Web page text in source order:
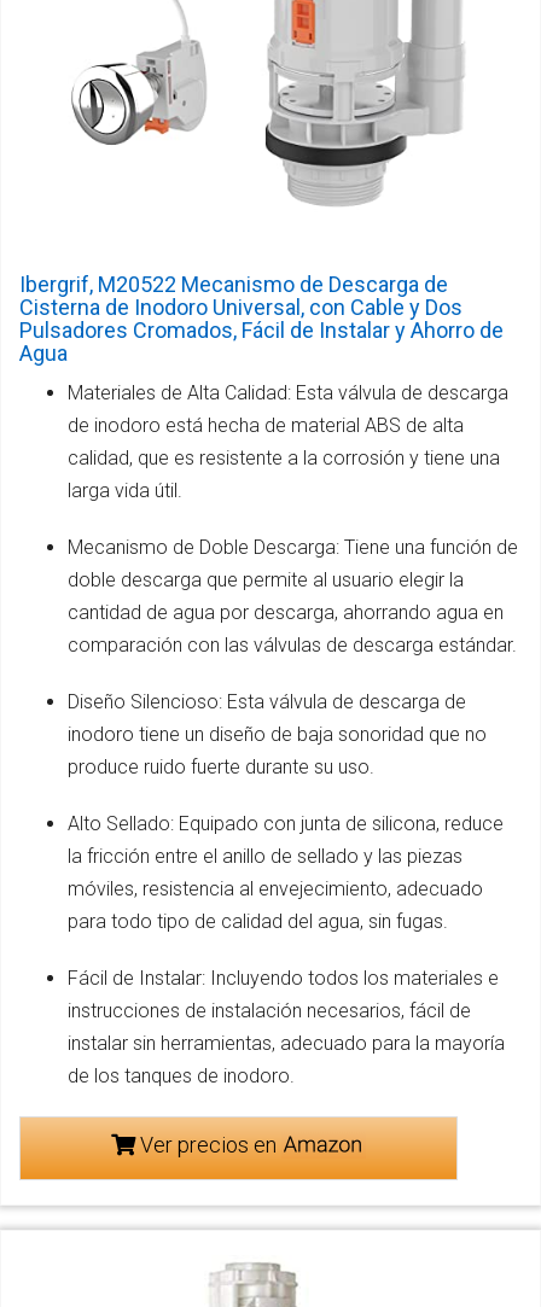
Ibergrif, M20522 Mecanismo de Descarga de
Cisterna de Inodoro Universal, con Cable y Dos
Pulsadores Cromados, Fácil de Instalar y Ahorro de
Agua
Materiales de Alta Calidad: Esta válvula de descarga
de inodoro está hecha de material ABS de alta
calidad, que es resistente a la corrosión y tiene una
larga vida útil.
Mecanismo de Doble Descarga: Tiene una función de
doble descarga que permite al usuario elegir la
cantidad de agua por descarga, ahorrando agua en
comparación con las válvulas de descarga estándar.
Diseño Silencioso: Esta válvula de descarga de
inodoro tiene un diseño de baja sonoridad que no
produce ruido fuerte durante su uso.
Alto Sellado: Equipado con junta de silicona, reduce
la fricción entre el anillo de sellado y las piezas
móviles, resistencia al envejecimiento, adecuado
para todo tipo de calidad del agua, sin fugas.
Fácil de Instalar: Incluyendo todos los materiales e
instrucciones de instalación necesarios, fácil de
instalar sin herramientas, adecuado para la mayoría
de los tanques de inodoro.
Ver precios en